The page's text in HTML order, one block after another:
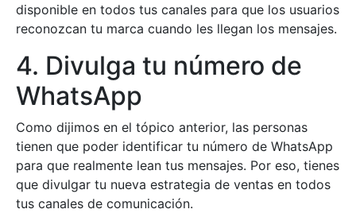
disponible en todos tus canales para que los usuarios
reconozcan tu marca cuando les llegan los mensajes.
4. Divulga tu número de
WhatsApp
Como dijimos en el tópico anterior, las personas
tienen que poder identificar tu número de WhatsApp
para que realmente lean tus mensajes. Por eso, tienes
que divulgar tu nueva estrategia de ventas en todos
tus canales de comunicación.